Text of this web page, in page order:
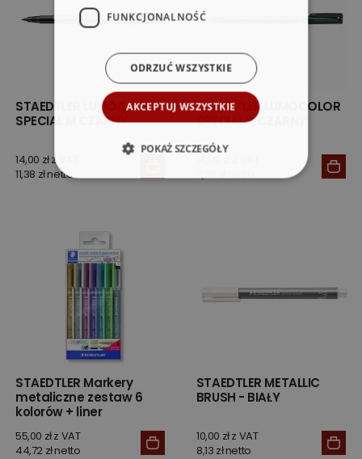
STAEDTLER LUMOCOLOR
SPECIAL M CZARNY
14,00 zł z VAT
11,38 zł netto
STAEDTLER LUMOCOLOR
SPECIAL S CZARNY
11,38 zł netto
STAEDTLER Markery
metaliczne zestaw 6
kolorów + liner
55,00 zł z VAT
44,72 zł netto
STAEDTLER METALLIC
BRUSH - BIAŁY
10,00 zł z VAT
8,13 zł netto
FUNKCJONALNOŚĆ
AKCEPTUJ WSZYSTKIE
ODRZUĆ WSZYSTKIE
POKAŻ SZCZEGÓŁY